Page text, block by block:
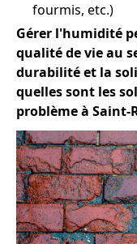
fourmis, etc.)
Gérer l'humidité
qualité de vie au
durabilité et la
quelles sont les
problème à Saint-